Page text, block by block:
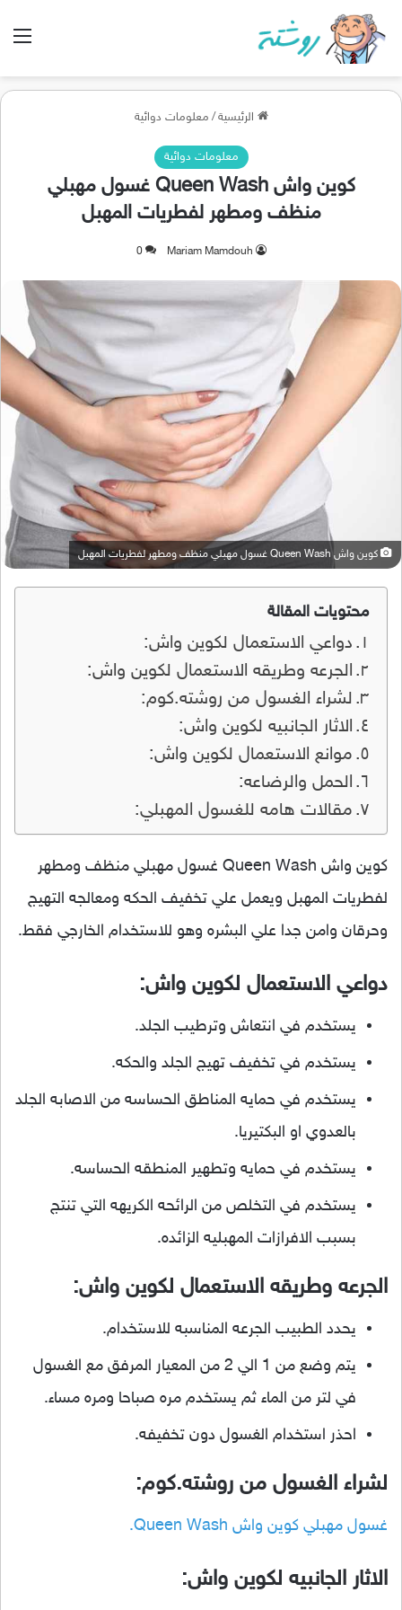
الرئيسية / معلومات دوائية
معلومات دوائية
كوين واش Queen Wash غسول مهبلي
منظف ومطهر لفطريات المهبل
Mariam Mamdouh
0
كوين واش Queen Wash غسول مهبلي منظف ومطهر لفطريات المهبل
محتويات المقالة
دواعي الاستعمال لكوين واش:
الجرعه وطريقه الاستعمال لكوين واش:
لشراء الغسول من روشته.كوم:
الاثار الجانبيه لكوين واش:
موانع الاستعمال لكوين واش:
الحمل والرضاعه:
مقالات هامه للغسول المهبلي:
كوين واش Queen Wash غسول مهبلي منظف ومطهر
لفطريات المهبل ويعمل علي تخفيف الحكه ومعالجه التهيج
وحرقان وامن جدا علي البشره وهو للاستخدام الخارجي فقط.
دواعي الاستعمال لكوين واش:
يستخدم في انتعاش وترطيب الجلد.
يستخدم في تخفيف تهيج الجلد والحكه.
يستخدم في حمايه المناطق الحساسه من الاصابه الجلد
بالعدوي او البكتيريا.
يستخدم في حمايه وتطهير المنطقه الحساسه.
يستخدم في التخلص من الرائحه الكريهه التي تنتج
بسبب الافرازات المهبليه الزائده.
الجرعه وطريقه الاستعمال لكوين واش:
يحدد الطبيب الجرعه المناسبه للاستخدام.
يتم وضع من 1 الي 2 من المعيار المرفق مع الغسول
في لتر من الماء ثم يستخدم مره صباحا ومره مساء.
احذر استخدام الغسول دون تخفيفه.
لشراء الغسول من روشته.كوم:
غسول مهبلي كوين واش Queen Wash.
الاثار الجانبيه لكوين واش: